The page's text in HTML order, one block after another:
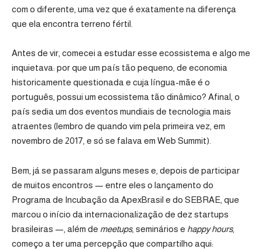
com o diferente, uma vez que é exatamente na diferença
que ela encontra terreno fértil.
Antes de vir, comecei a estudar esse ecossistema e algo me
inquietava: por que um país tão pequeno, de economia
historicamente questionada e cuja língua-mãe é o
português, possui um ecossistema tão dinâmico? Afinal, o
país sedia um dos eventos mundiais de tecnologia mais
atraentes (lembro de quando vim pela primeira vez, em
novembro de 2017, e só se falava em Web Summit).
Bem, já se passaram alguns meses e, depois de participar
de muitos encontros — entre eles o lançamento do
Programa de Incubação da ApexBrasil e do SEBRAE, que
marcou o início da internacionalização de dez startups
brasileiras —, além de meetups, seminários e happy hours,
começo a ter uma percepção que compartilho aqui: